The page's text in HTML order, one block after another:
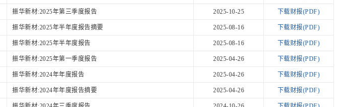
振华新材:2025年第三季度报告 2025-10-25 下载财报(PDF)
振华新材:2025年半年度报告摘要 2025-08-16 下载财报(PDF)
振华新材:2025年半年度报告 2025-08-16 下载财报(PDF)
振华新材:2025年第一季度报告 2025-04-26 下载财报(PDF)
振华新材:2024年年度报告 2025-04-26 下载财报(PDF)
振华新材:2024年年度报告摘要 2025-04-26 下载财报(PDF)